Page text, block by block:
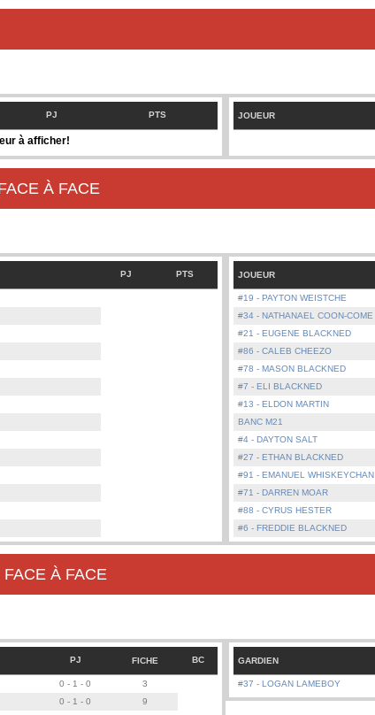
PJ PTS
à afficher!
JOUEUR
À FACE
PJ PTS JOUEUR
#19 - PAYTON WEISTCHE
#34 - NATHANAEL COON-COME
#21 - EUGENE BLACKNED
#86 - CALEB CHEEZO
#78 - MASON BLACKNED
#7 - ELI BLACKNED
#13 - ELDON MARTIN
BANC M21
#4 - DAYTON SALT
#27 - ETHAN BLACKNED
#91 - EMANUEL WHISKEYCHAN
#71 - DARREN MOAR
#88 - CYRUS HESTER
#6 - FREDDIE BLACKNED
À FACE
PJ FICHE BC
0 - 1 - 0
3
0 - 1 - 0 9
GARDIEN
#37 - LOGAN LAMEBOY